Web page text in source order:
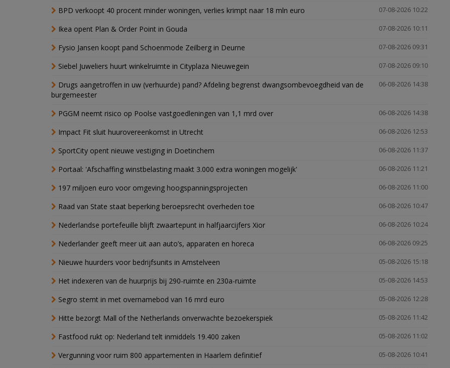
07-08-2026 10:22
BPD verkoopt 40 procent minder woningen, verlies krimpt naar 18 mln euro
07-08-2026 10:11
Ikea opent Plan & Order Point in Gouda
07-08-2026 09:31
Fysio Jansen koopt pand Schoenmode Zeilberg in Deurne
07-08-2026 09:10
Siebel Juweliers huurt winkelruimte in Cityplaza Nieuwegein
06-08-2026 14:38
Drugs aangetroffen in uw (verhuurde) pand? Afdeling begrenst dwangsombevoegdheid van de
burgemeester
06-08-2026 14:38
PGGM neemt risico op Poolse vastgoedleningen van 1,1 mrd over
06-08-2026 12:53
Impact Fit sluit huurovereenkomst in Utrecht
06-08-2026 11:37
SportCity opent nieuwe vestiging in Doetinchem
06-08-2026 11:21
Portaal: 'Afschaffing winstbelasting maakt 3.000 extra woningen mogelijk'
06-08-2026 11:00
197 miljoen euro voor omgeving hoogspanningsprojecten
06-08-2026 10:47
Raad van State staat beperking beroepsrecht overheden toe
06-08-2026 10:24
Nederlandse portefeuille blijft zwaartepunt in halfjaarcijfers Xior
06-08-2026 09:25
Nederlander geeft meer uit aan auto’s, apparaten en horeca
05-08-2026 15:18
Nieuwe huurders voor bedrijfsunits in Amstelveen
05-08-2026 14:53
Het indexeren van de huurprijs bij 290-ruimte en 230a-ruimte
05-08-2026 12:28
Segro stemt in met overnamebod van 16 mrd euro
05-08-2026 11:42
Hitte bezorgt Mall of the Netherlands onverwachte bezoekerspiek
05-08-2026 11:02
Fastfood rukt op: Nederland telt inmiddels 19.400 zaken
05-08-2026 10:41
Vergunning voor ruim 800 appartementen in Haarlem definitief